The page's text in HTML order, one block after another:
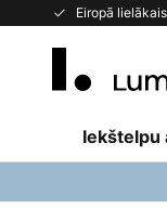
Eiropā
Skip
Iekštelpu